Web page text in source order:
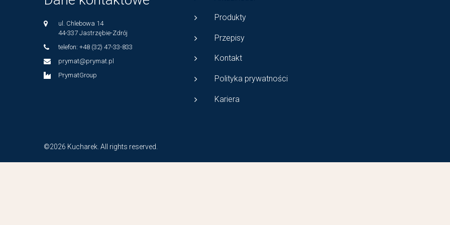
ul. Chlebowa 14
44-337 Jastrzębie-Zdrój
telefon: +48 (32) 47-33-833
prymat@prymat.pl
PrymatGroup
Produkty
Przepisy
Kontakt
Polityka prywatności
Kariera
©2026 Kucharek. All rights reserved.